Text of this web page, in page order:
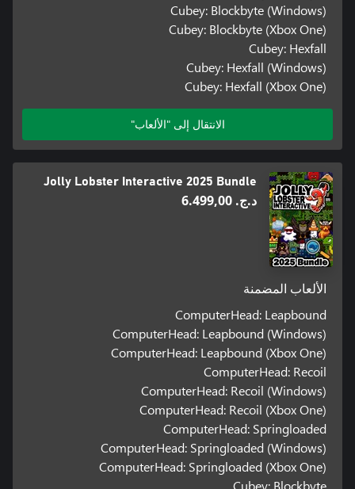
Cubey: Blockbyte (Windows)
Cubey: Blockbyte (Xbox One)
Cubey: Hexfall
Cubey: Hexfall (Windows)
Cubey: Hexfall (Xbox One)
الانتقال إلى "الألعاب"
Jolly Lobster Interactive 2025 Bundle
د.ج.‏ 6.499,00
الألعاب المضمنة
ComputerHead: Leapbound
ComputerHead: Leapbound (Windows)
ComputerHead: Leapbound (Xbox One)
ComputerHead: Recoil
ComputerHead: Recoil (Windows)
ComputerHead: Recoil (Xbox One)
ComputerHead: Springloaded
ComputerHead: Springloaded (Windows)
ComputerHead: Springloaded (Xbox One)
Cubey: Blockbyte